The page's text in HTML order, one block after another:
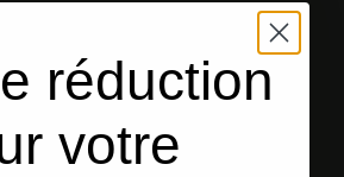
réduction
votre